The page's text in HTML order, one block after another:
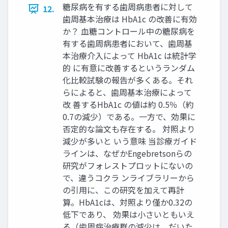
12.
糖尿病を有する歯周病患者に対して
歯周基本治療は HbA1c の改善に有効
か？ 血糖コントロール中の糖尿病を
有する歯周病患者において、歯周基
本治療介入によって HbA1c は統計学
的 に有意に改善するというランダム
化比較試験の報告が多くある。それ
らによると、歯周基本治療によって
改 善するHbA1c の値は約 0.5％（約
0.7の減少）である。一方で、効果に
否定的な論文も存在する。 対照より
減少が多いと いう意味 当診療ガイド
ラインは、なぜかEngebretsonらの
研究がフォレストプロットにないの
で、違うコクラ ンライブラリーから
の引用に、この研究を加えて再計
算。HbA1cは、対照より僅か0.32の
低下であり、 効果は小さいともいえ